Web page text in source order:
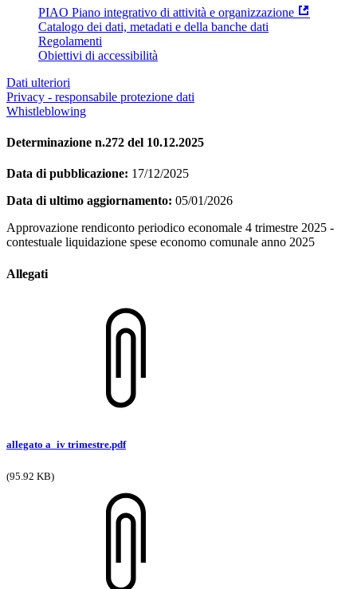
PIAO Piano integrativo di attività e organizzazione
Catalogo dei dati, metadati e della banche dati
Regolamenti
Obiettivi di accessibilità
Dati ulteriori
Privacy - responsabile protezione dati
Whistleblowing
Determinazione n.272 del 10.12.2025
Data di pubblicazione: 17/12/2025
Data di ultimo aggiornamento: 05/01/2026
Approvazione rendiconto periodico economale 4 trimestre 2025 -
contestuale liquidazione spese economo comunale anno 2025
Allegati
allegato a_iv trimestre.pdf
(95.92 KB)